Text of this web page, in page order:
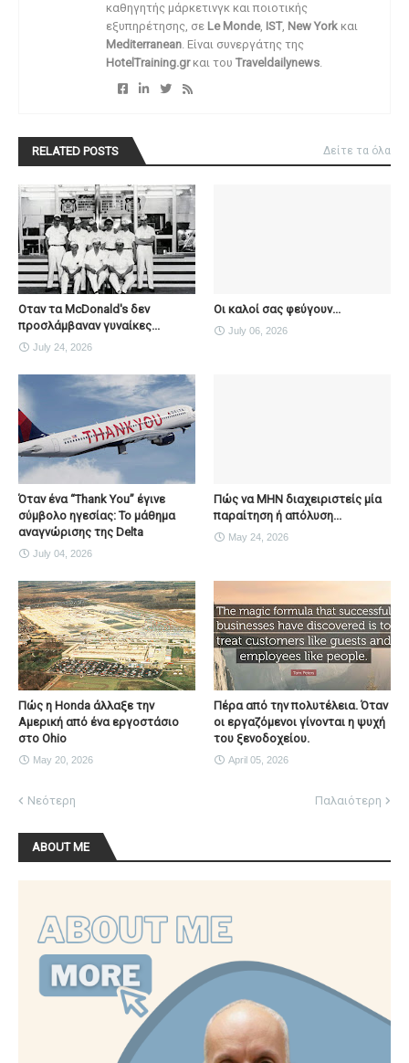
καθηγητής μάρκετινγκ και ποιοτικής
εξυπηρέτησης, σε Le Monde, IST, New York και
Mediterranean. Είναι συνεργάτης της
HotelTraining.grκαι του Traveldailynews.
RELATED POSTS Δείτε τα όλα
Οταν τα McDonald's δεν
προσλάμβαναν γυναίκες...
July 24, 2026
Οι καλοί σας φεύγουν...
July 06, 2026
Όταν ένα “Thank You” έγινε
σύμβολο ηγεσίας: Το μάθημα
αναγνώρισης της Delta
July 04, 2026
Πώς να ΜΗΝ διαχειριστείς μία
παραίτηση ή απόλυση...
May 24, 2026
Πώς η Honda άλλαξε την
Αμερική από ένα εργοστάσιο
στο Ohio
May 20, 2026
Πέρα από την πολυτέλεια. Όταν
οι εργαζόμενοι γίνονται η ψυχή
του ξενοδοχείου.
April 05, 2026
Νεότερη Παλαιότερη
ABOUT ME